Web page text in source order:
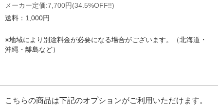
メーカー定価:7,700円(34.5%OFF!!)
送料：1,000円
※地域により別途料金が必要になる場合がございます。（北海道・
沖縄・離島など）
こちらの商品は下記のオプションがご利用いただけます。